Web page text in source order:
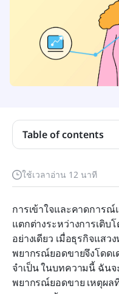
ใช้เวลาอ่าน 12 นาที
การเข้าใจและคาดการ
แตกต่างระหว่างการเติบ
อย่างเดียว เมื่อธุรกิจแสว
พยากรณ์ยอดขายจึงโดด
จำเป็น ในบทความนี้ ฉัน
พยากรณ์ยอดขาย เหตุผ
Table of contents
ใครเป็นผู้รับผิดชอบใ
ทำไมการพยากรณ์ยอ
ของธุรกิจของคุณ
ผลที่ตามมาของการ
วิธีการคำนวณการคา
และมีประสิทธิภาพ
ประสิทธิภาพ: คู่มือ
พยากรณ์ยอดขาย
บทสรุป: การสร้างกา
ความสำเร็จอย่างยั่งยืน
คำถามที่พบบ่อยเกี่ยว